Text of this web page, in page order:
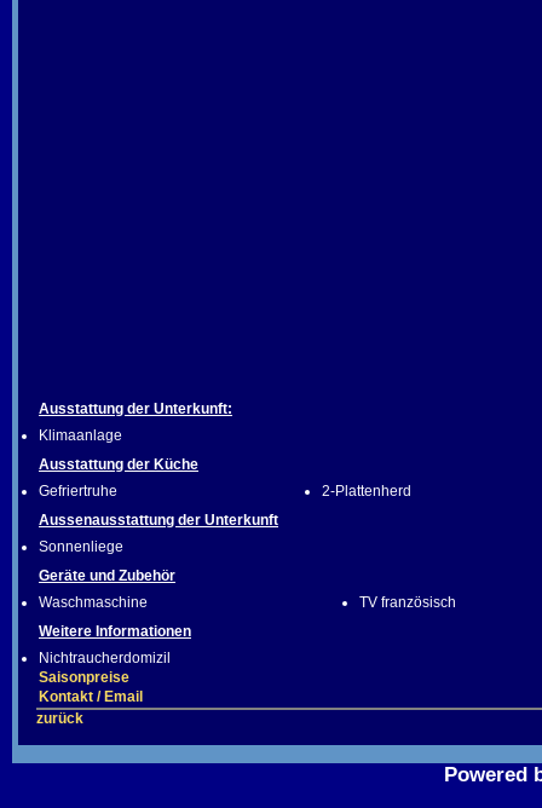
Ausstattung der Unterkunft:
Klimaanlage
Ausstattung der Küche
Gefriertruhe
2-Plattenherd
Aussenausstattung der Unterkunft
Sonnenliege
Geräte und Zubehör
Waschmaschine
TV französisch
Weitere Informationen
Nichtraucherdomizil
Saisonpreise
Kontakt / Email
zurück
Powered